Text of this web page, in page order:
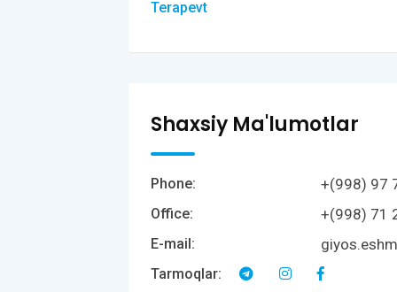
Terapevt
Shaxsiy Ma'lumotlar
Phone: +(998) 97
Office: +(998) 71
E-mail:
Tarmoqlar: